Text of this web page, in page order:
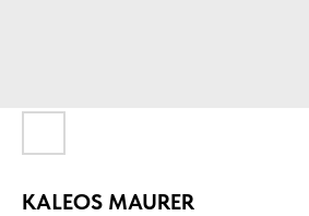
KALEOS MAURER